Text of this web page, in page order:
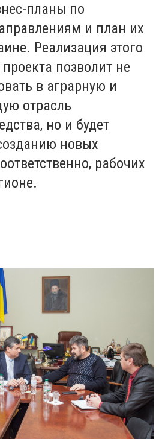
планы по
и план их
Реализация этого
позволит не
в аграрную и
отрасль
но и будет
новых
рабочих